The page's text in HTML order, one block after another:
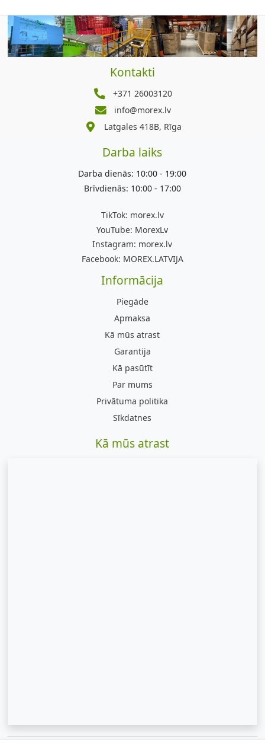
Kontakti
+371 26003120
info@morex.lv
Latgales 418B, Rīga
Darba laiks
Darba dienās: 10:00 - 19:00
Brīvdienās: 10:00 - 17:00
TikTok: morex.lv
YouTube: MorexLv
Instagram: morex.lv
Facebook: MOREX.LATVIJA
Informācija
Piegāde
Apmaksa
Kā mūs atrast
Garantija
Kā pasūtīt
Par mums
Privātuma politika
Sīkdatnes
Kā mūs atrast